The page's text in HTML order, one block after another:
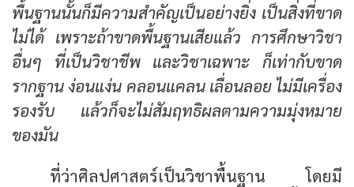
พื้นฐานนั้นก็มีความสำคัญเป็นอย่างยิ่ง เป็นสิ่งที่ขาด
ไม่ได้ เพราะถ้าขาดพื้นฐานเสียแล้ว การศึกษาวิชา
อื่นๆ ที่เป็นวิชาชีพ และวิชาเฉพาะ ก็เท่ากับขาด
รากฐาน ง่อนแง่น คลอนแคลน เลื่อนลอย ไม่มีเครื่อง
รองรับ แล้วก็จะไม่สัมฤทธิผลตามความมุ่งหมาย
ของมัน
ที่ว่าศิลปศาสตร์เป็นวิชาพื้นฐาน โดยมี